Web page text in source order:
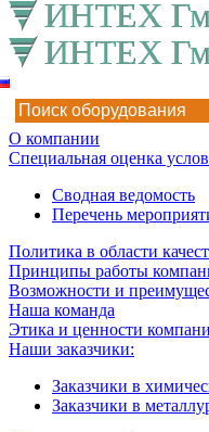
О компании
Специальная оценка
Сводная ведомость
Перечень
Политика в области
Принципы работы
Возможности и
Наша команда
Этика и ценности
Наши заказчики:
Заказчики в
Заказчики в